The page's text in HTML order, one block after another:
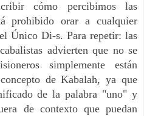
cómo percibimos las
prohibido orar a cualquier
Único Di-s. Para repetir: las
advierten que no se
simplemente están
de Kabalah, ya que
de la palabra "uno" y
de contexto que puedan